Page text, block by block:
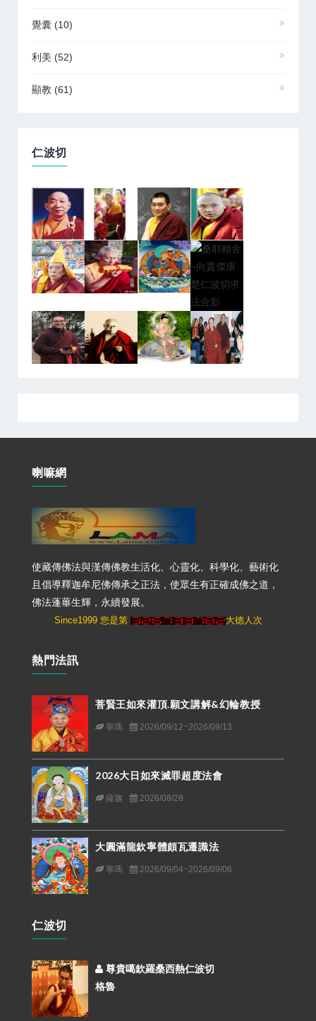
覺囊 (10)
利美 (52)
顯教 (61)
仁波切
喇嘛網
使藏傳佛法與漢傳佛教生活化、心靈化、科學化、藝術化
且倡導釋迦牟尼佛傳承之正法，使眾生有正確成佛之道，
佛法蓬蓽生輝，永續發展。
Since1999 您是第 大德人次
熱門法訊
菩賢王如來灌頂.願文講解&幻輪教授
寧瑪 2026/09/12~2026/09/13
2026大日如來滅罪超度法會
薩迦 2026/08/28
大圓滿龍欽寧體頗瓦遷識法
寧瑪 2026/09/04~2026/09/06
仁波切
尊貴噶欽羅桑西熱仁波切
格魯